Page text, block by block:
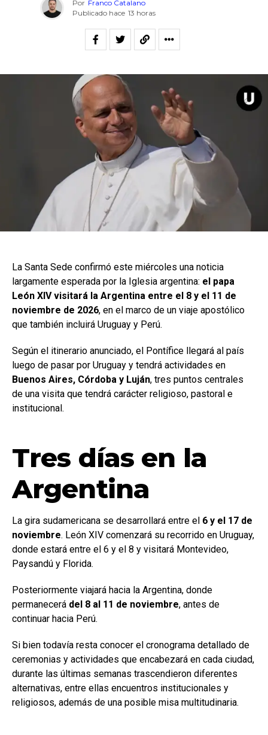
Por Franco Catalano
Publicado hace 13 horas
La Santa Sede confirmó este miércoles una noticia
largamente esperada por la Iglesia argentina: el papa
León XIV visitará la Argentina entre el 8 y el 11 de
noviembre de 2026, en el marco de un viaje apostólico
que también incluirá Uruguay y Perú.
Según el itinerario anunciado, el Pontífice llegará al país
luego de pasar por Uruguay y tendrá actividades en
Buenos Aires, Córdoba y Luján, tres puntos centrales
de una visita que tendrá carácter religioso, pastoral e
institucional.
Tres días en la
Argentina
La gira sudamericana se desarrollará entre el 6 y el 17 de
noviembre. León XIV comenzará su recorrido en Uruguay,
donde estará entre el 6 y el 8 y visitará Montevideo,
Paysandú y Florida.
Posteriormente viajará hacia la Argentina, donde
permanecerá del 8 al 11 de noviembre, antes de
continuar hacia Perú.
Si bien todavía resta conocer el cronograma detallado de
ceremonias y actividades que encabezará en cada ciudad,
durante las últimas semanas trascendieron diferentes
alternativas, entre ellas encuentros institucionales y
religiosos, además de una posible misa multitudinaria.